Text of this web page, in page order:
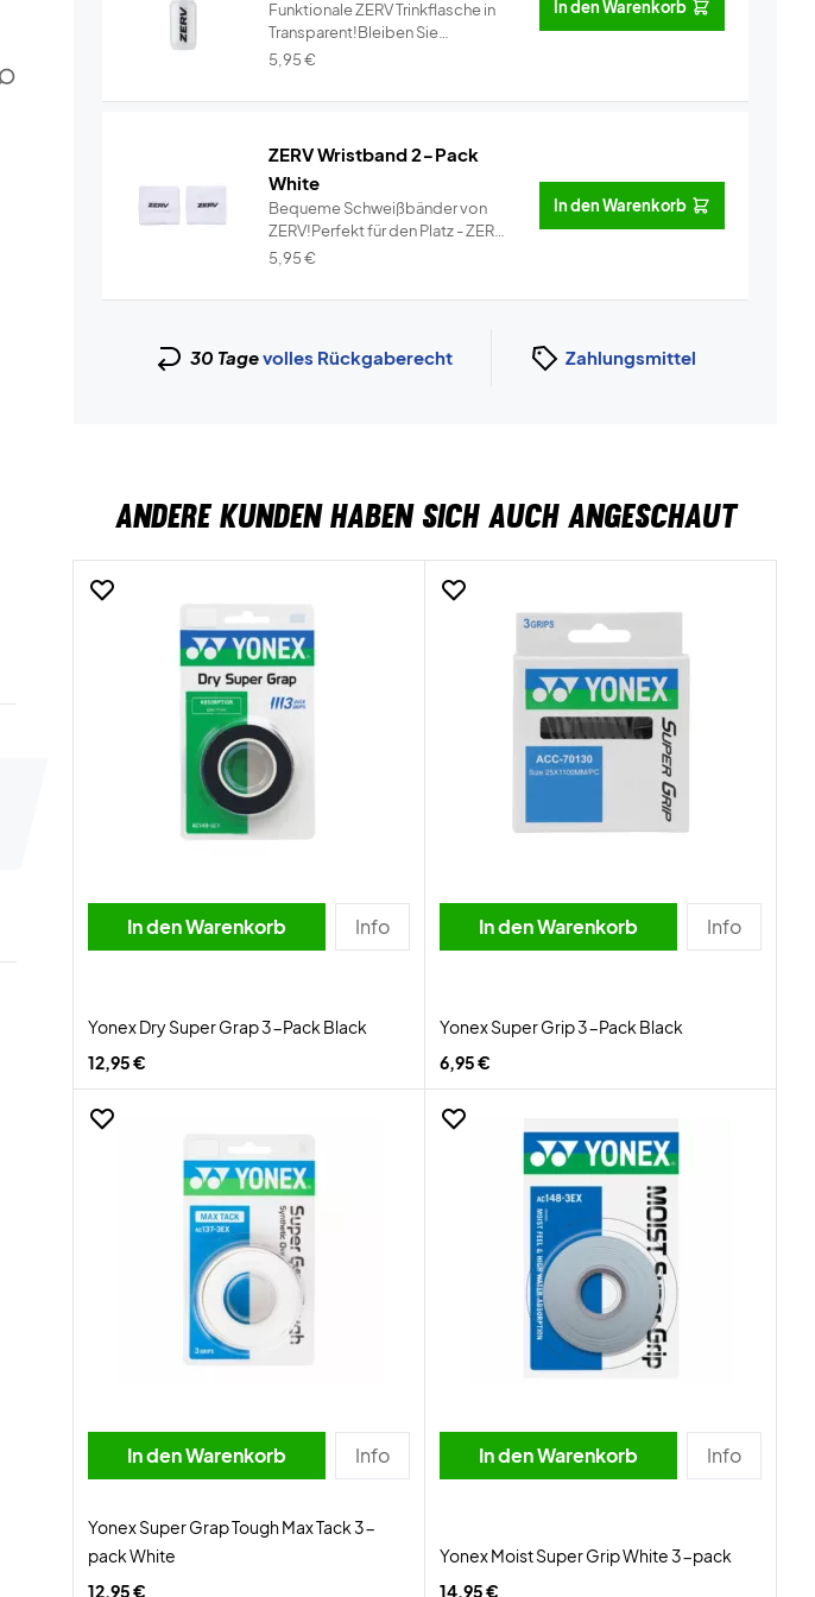
Funktionale ZERV Trinkflasche in
Transparent!Bleiben Sie
hydratisi...
5,95€
In den Warenkorb
ZERV Wristband 2-Pack
White
Bequeme Schweißbänder von
ZERV!Perfekt für den Platz - ZERV
Wri...
5,95€
In den Warenkorb
30 Tagevolles Rückgaberecht Zahlungsmittel
ANDERE KUNDEN HABEN SICH AUCH ANGESCHAUT
In den Warenkorb Info
Yonex Dry Super Grap 3-Pack Black
12,95 €
In den Warenkorb Info
Yonex Super Grip 3-Pack Black
6,95 €
In den Warenkorb Info
Yonex Super Grap Tough Max Tack 3-
pack White
12,95 €
In den Warenkorb Info
Yonex Moist Super Grip White 3-pack
14,95 €